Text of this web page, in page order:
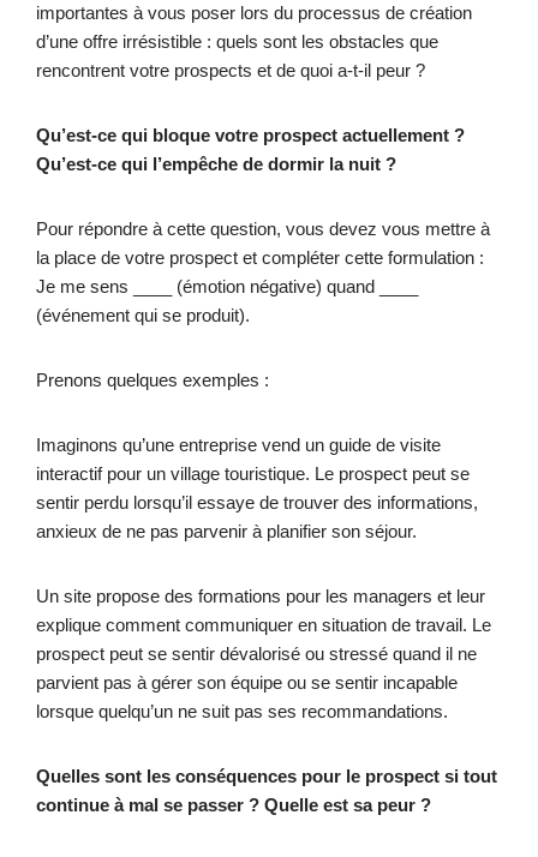
importantes à vous poser lors du processus de création
d’une offre irrésistible : quels sont les obstacles que
rencontrent votre prospects et de quoi a-t-il peur ?
Qu’est-ce qui bloque votre prospect actuellement ?
Qu’est-ce qui l’empêche de dormir la nuit ?
Pour répondre à cette question, vous devez vous mettre à
la place de votre prospect et compléter cette formulation :
Je me sens ____ (émotion négative) quand ____
(événement qui se produit).
Prenons quelques exemples :
Imaginons qu’une entreprise vend un guide de visite
interactif pour un village touristique. Le prospect peut se
sentir perdu lorsqu’il essaye de trouver des informations,
anxieux de ne pas parvenir à planifier son séjour.
Un site propose des formations pour les managers et leur
explique comment communiquer en situation de travail. Le
prospect peut se sentir dévalorisé ou stressé quand il ne
parvient pas à gérer son équipe ou se sentir incapable
lorsque quelqu’un ne suit pas ses recommandations.
Quelles sont les conséquences pour le prospect si tout
continue à mal se passer ? Quelle est sa peur ?